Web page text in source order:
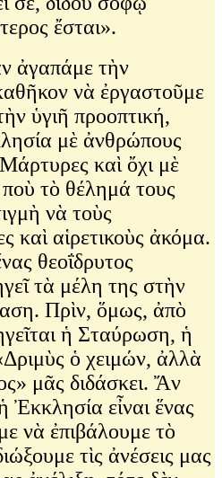
ἔσται».
ἀγαπάμε τὴν
νὰ ἐργαστοῦμε
ὑγιῆ προοπτική,
μὲ ἀνθρώπους
καὶ ὄχι μὲ
τὸ θέλημά τους
νὰ τοὺς
καὶ αἱρετικοὺς ἀκόμα.
θεοΐδρυτος
τὰ μέλη της στὴν
Πρὶν, ὅμως, ἀπὸ
ἡ Σταύρωση, ἡ
ὁ χειμών, ἀλλὰ
μᾶς διδάσκει. Ἄν
Ἐκκλησία εἶναι ἕνας
νὰ ἐπιβάλουμε τὸ
τὶς ἀνέσεις μας